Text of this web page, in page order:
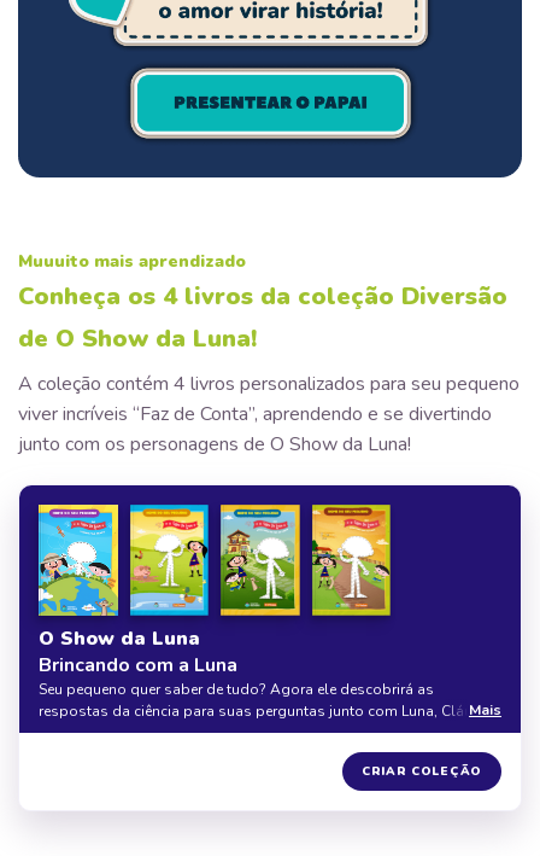
Muuuito mais aprendizado
Conheça os 4 livros da coleção Diversão
de O Show da Luna!
A coleção contém 4 livros personalizados para seu pequeno
viver incríveis “Faz de Conta”, aprendendo e se divertindo
junto com os personagens de O Show da Luna!
O Show da Luna
Brincando com a Luna
Seu pequeno quer saber de tudo? Agora ele descobrirá as
respostas da ciência para suas perguntas junto com Luna, Cláudio
e Júpiter, nessa coleção com 4 livros personalizados. Seja na terra,
no céu ou na água, o aprendizado e a diversão são garantidos com
Mais
CRIAR COLEÇÃO